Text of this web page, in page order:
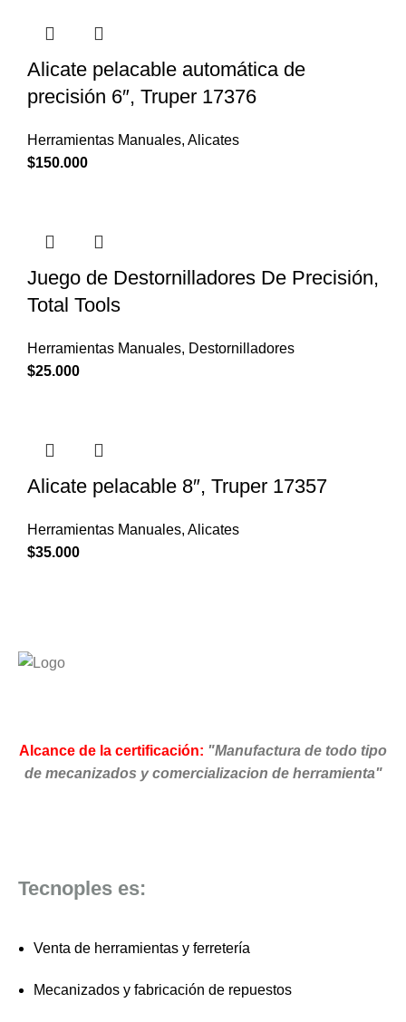
Alicate pelacable automática de
precisión 6″, Truper 17376
Herramientas Manuales, Alicates
$150.000
Juego de Destornilladores De Precisión,
Total Tools
Herramientas Manuales, Destornilladores
$25.000
Alicate pelacable 8″, Truper 17357
Herramientas Manuales, Alicates
$35.000
Alcance de la certificación: "Manufactura de todo tipo
de mecanizados y comercializacion de herramienta"
Tecnoples es:
Venta de herramientas y ferretería
Mecanizados y fabricación de repuestos